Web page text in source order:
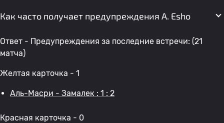
Как часто получает предупреждения A. Esho
Ответ - Предупреждения за последние встречи: (21
матча)
Желтая карточка - 1
Аль-Масри - Замалек : 1 : 2
Красная карточка - 0